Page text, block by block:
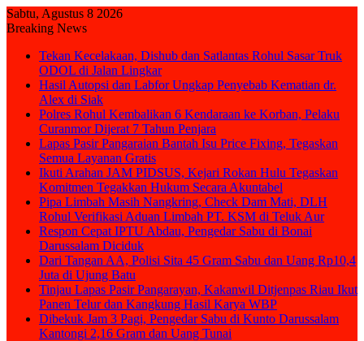
Sabtu, Agustus 8 2026
Breaking News
Tekan Kecelakaan, Dishub dan Satlantas Rohul Sasar Truk
ODOL di Jalan Lingkar
Hasil Autopsi dan Labfor Ungkap Penyebab Kematian dr.
Alex di Siak
Polres Rohul Kembalikan 6 Kendaraan ke Korban, Pelaku
Curanmor Dijerat 7 Tahun Penjara
Lapas Pasir Pangaraian Bantah Isu Price Fixing, Tegaskan
Semua Layanan Gratis
Ikuti Arahan JAM PIDSUS, Kejari Rokan Hulu Tegaskan
Komitmen Tegakkan Hukum Secara Akuntabel
Pipa Limbah Masih Nangkring, Check Dam Mati, DLH
Rohul Verifikasi Aduan Limbah PT. KSM di Teluk Aur
Respon Cepat IPTU Abdau, Pengedar Sabu di Bonai
Darussalam Diciduk
Dari Tangan AA, Polisi Sita 45 Gram Sabu dan Uang Rp10,4
Juta di Ujung Batu
Tinjau Lapas Pasir Pangarayan, Kakanwil Ditjenpas Riau Ikut
Panen Telur dan Kangkung Hasil Karya WBP
Dibekuk Jam 3 Pagi, Pengedar Sabu di Kunto Darussalam
Kantongi 2,16 Gram dan Uang Tunai